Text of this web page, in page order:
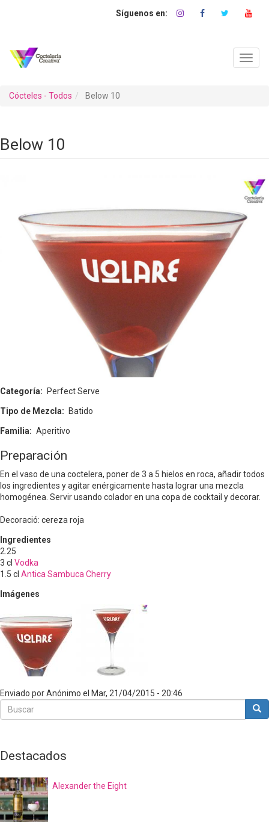
Cócteles - Todos Below 10
Below 10
Categoría Perfect Serve
Tipo de Mezcla Batido
Familia Aperitivo
Preparación
En el vaso de una coctelera, poner de 3 a 5 hielos en roca, añadir todos
los ingredientes y agitar enérgicamente hasta lograr una mezcla
homogénea. Servir usando colador en una copa de cocktail y decorar.
Decoració: cereza roja
Ingredientes
2.25
3 cl Vodka
1.5 cl Antica Sambuca Cherry
Imágenes
Enviado porAnónimo el Mar, 21/04/2015 - 20:46
Buscar
Buscar
Destacados
Alexander the Eight